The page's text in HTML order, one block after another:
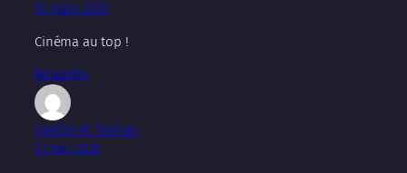
16 mars 2026
Cinéma au top !
Répondre
Juliette et Thomas
21 mai 2026